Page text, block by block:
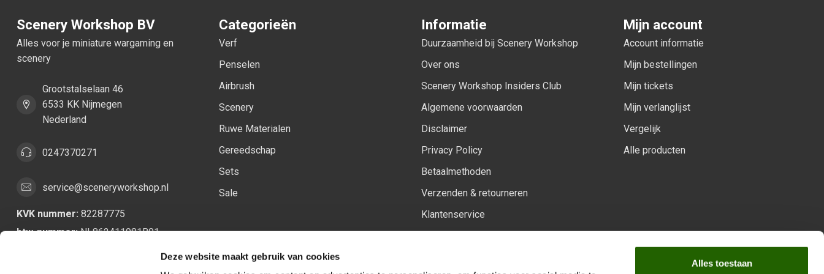
Deze website maakt gebruik van cookies
Alles toestaan
Scenery Workshop BV
Alles voor je miniature wargaming en
scenery
Grootstalselaan 46
6533 KK Nijmegen
Nederland
0247370271
service@sceneryworkshop.nl
KVK nummer: 82287775
btw-nummer:NL862411981B01
Categorieën
Verf
Penselen
Airbrush
Scenery
Ruwe Materialen
Gereedschap
Sets
Sale
Informatie
Duurzaamheid bij Scenery Workshop
Over ons
Scenery Workshop Insiders Club
Algemene voorwaarden
Disclaimer
Privacy Policy
Betaalmethoden
Verzenden & retourneren
Klantenservice
Mijn account
Account informatie
Mijn bestellingen
Mijn tickets
Mijn verlanglijst
Vergelijk
Alle producten